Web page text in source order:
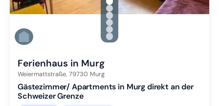
gallery.slide_selector
Zu Slide 1 wechseln
Zu Slide 2 wechseln
Zu Slide 3 wechseln
Zu Slide 4 wechseln
Zu Slide 5 wechseln
Zu Slide 6 wechseln
Ferienhaus in Murg
Weiermattstraße, 79730 Murg
Gästezimmer/ Apartments in Murg direkt an der
Schweizer Grenze